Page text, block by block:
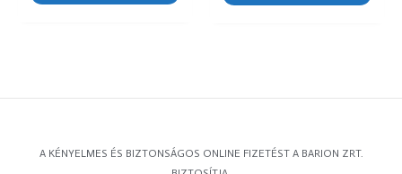
A KÉNYELMES ÉS BIZTONSÁGOS ONLINE FIZETÉST A BARION ZRT.